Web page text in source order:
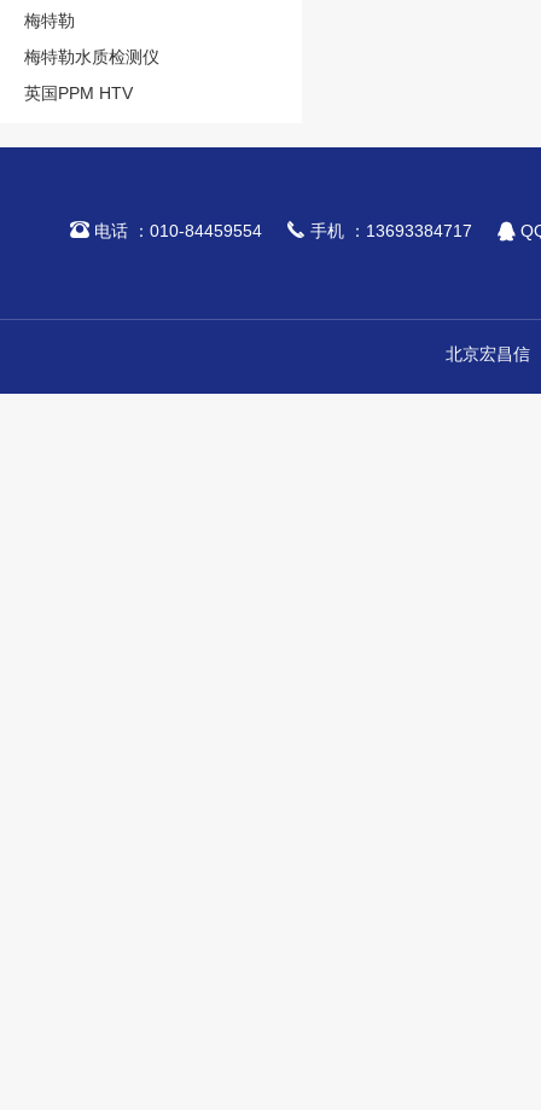
梅特勒
梅特勒水质检测仪
英国PPM HTV
电话 ：010-84459554  手机 ：13693384717 
北京宏昌信